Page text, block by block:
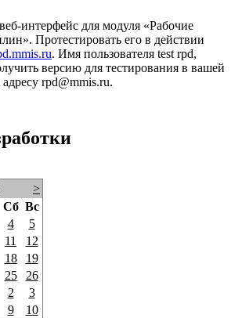
интерфейс для модуля «Рабочие
Протестировать его в действии
. Имя пользователя test rpd,
версию для тестирования в вашей
rpd@mmis.ru.
>
Сб Вс
4
5
11
12
18
19
25
26
2
3
9
10